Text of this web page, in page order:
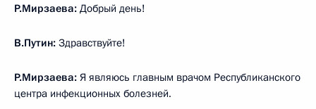
Р.Мирзаева: Добрый день!
В.Путин: Здравствуйте!
Р.Мирзаева: Я являюсь главным врачом Республиканского
центра инфекционных болезней.